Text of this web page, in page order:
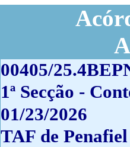
00405/
1ª Secção -
01/23/2026
TAF de Penafiel